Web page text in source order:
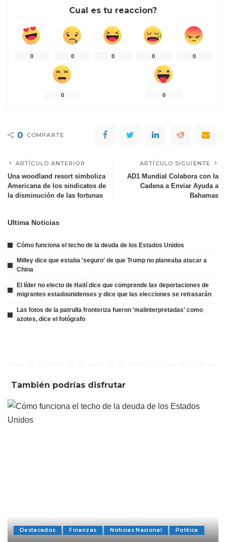
Cual es tu reaccion?
0 0 0 0 0
0 0
0 COMPARTE
ARTÍCULO ANTERIOR
Una woodland resort simboliza
Americana de los sindicatos de
la disminución de las fortunas
ARTÍCULO SIGUIENTE
AD1 Mundial Colabora con la
Cadena a Enviar Ayuda a
Bahamas
Ultima Noticias
Cómo funciona el techo de la deuda de los Estados Unidos
Milley dice que estaba 'seguro' de que Trump no planeaba atacar a
China
El líder no electo de Haití dice que comprende las deportaciones de
migrantes estadounidenses y dice que las elecciones se retrasarán
Las fotos de la patrulla fronteriza fueron 'malinterpretadas' como
azotes, dice el fotógrafo
También podrías disfrutar
Destacados Finanzas Noticias Nacional Politica